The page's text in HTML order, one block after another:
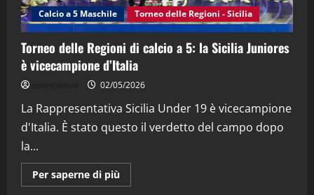
4
(Martedi 14 Aprile 2026)
15/04/2026
"SportEmpire" in Podcast
“SportEmpire” in Podcast: 26^ Puntata
08/04/2026
Calcio a 5 Maschile Torneo delle Regioni - Sicilia
Torneo delle Regioni di calcio a 5: la Sicilia Juniores
è vicecampione d’Italia
02/05/2026
La Rappresentativa Sicilia Under 19 è vicecampione
d'Italia. È stato questo il verdetto del campo dopo
la...
Per saperne di più
informazioni